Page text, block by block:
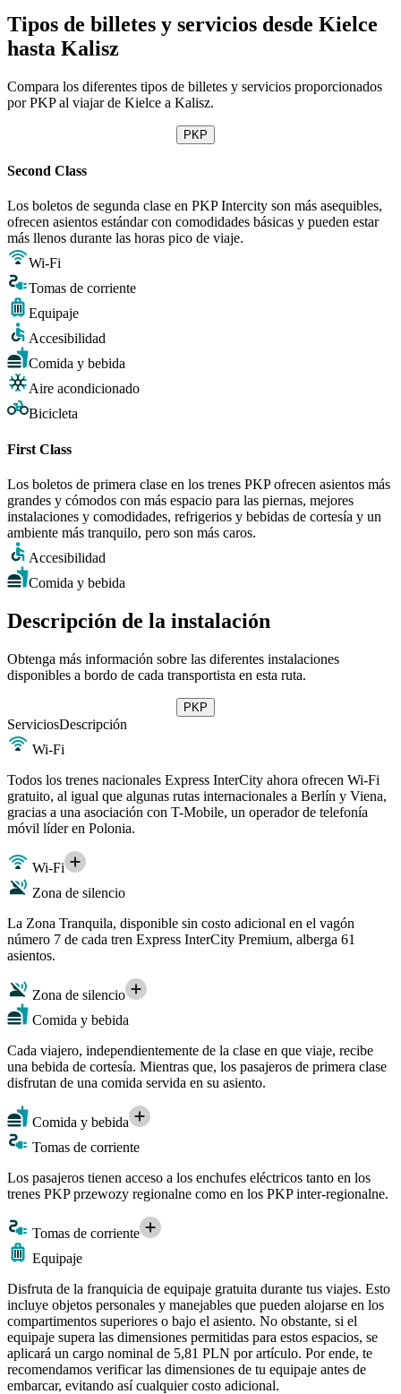
Tipos de billetes y servicios desde Kielce
hasta Kalisz
Compara los diferentes tipos de billetes y servicios proporcionados
por PKP al viajar de Kielce a Kalisz.
PKP
Second Class
Los boletos de segunda clase en PKP Intercity son más asequibles,
ofrecen asientos estándar con comodidades básicas y pueden estar
más llenos durante las horas pico de viaje.
Wi-Fi
Tomas de corriente
Equipaje
Accesibilidad
Comida y bebida
Aire acondicionado
Bicicleta
First Class
Los boletos de primera clase en los trenes PKP ofrecen asientos más
grandes y cómodos con más espacio para las piernas, mejores
instalaciones y comodidades, refrigerios y bebidas de cortesía y un
ambiente más tranquilo, pero son más caros.
Accesibilidad
Comida y bebida
Descripción de la instalación
Obtenga más información sobre las diferentes instalaciones
disponibles a bordo de cada transportista en esta ruta.
PKP
ServiciosDescripción
Wi-Fi
Todos los trenes nacionales Express InterCity ahora ofrecen Wi-Fi
gratuito, al igual que algunas rutas internacionales a Berlín y Viena,
gracias a una asociación con T-Mobile, un operador de telefonía
móvil líder en Polonia.
Wi-Fi
Zona de silencio
La Zona Tranquila, disponible sin costo adicional en el vagón
número 7 de cada tren Express InterCity Premium, alberga 61
asientos.
Zona de silencio
Comida y bebida
Cada viajero, independientemente de la clase en que viaje, recibe
una bebida de cortesía. Mientras que, los pasajeros de primera clase
disfrutan de una comida servida en su asiento.
Comida y bebida
Tomas de corriente
Los pasajeros tienen acceso a los enchufes eléctricos tanto en los
trenes PKP przewozy regionalne como en los PKP inter-regionalne.
Tomas de corriente
Equipaje
Disfruta de la franquicia de equipaje gratuita durante tus viajes. Esto
incluye objetos personales y manejables que pueden alojarse en los
compartimentos superiores o bajo el asiento. No obstante, si el
equipaje supera las dimensiones permitidas para estos espacios, se
aplicará un cargo nominal de 5,81 PLN por artículo. Por ende, te
recomendamos verificar las dimensiones de tu equipaje antes de
embarcar, evitando así cualquier costo adicional.